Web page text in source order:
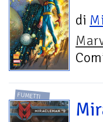
di
FUMETTI